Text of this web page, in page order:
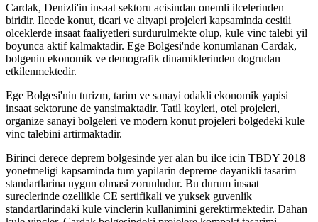
Cardak, Denizli'in insaat sektoru acisindan onemli ilcelerinden
biridir. Ilcede konut, ticari ve altyapi projeleri kapsaminda cesitli
olceklerde insaat faaliyetleri surdurulmekte olup, kule vinc talebi yil
boyunca aktif kalmaktadir. Ege Bolgesi'nde konumlanan Cardak,
bolgenin ekonomik ve demografik dinamiklerinden dogrudan
etkilenmektedir.
Ege Bolgesi'nin turizm, tarim ve sanayi odakli ekonomik yapisi
insaat sektorune de yansimaktadir. Tatil koyleri, otel projeleri,
organize sanayi bolgeleri ve modern konut projeleri bolgedeki kule
vinc talebini artirmaktadir.
Birinci derece deprem bolgesinde yer alan bu ilce icin TBDY 2018
yonetmeligi kapsaminda tum yapilarin depreme dayanikli tasarim
standartlarina uygun olmasi zorunludur. Bu durum insaat
sureclerinde ozellikle CE sertifikali ve yuksek guvenlik
standartlarindaki kule vinclerin kullanimini gerektirmektedir. Dahan